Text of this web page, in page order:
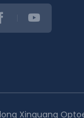
Xinguang